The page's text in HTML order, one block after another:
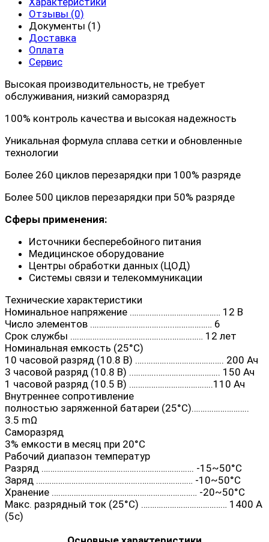
Отзывы (0)
Документы (1)
Доставка
Оплата
Сервис
Высокая производительность, не требует
обслуживания, низкий саморазряд
100% контроль качества и высокая надежность
Уникальная формула сплава сетки и обновленные
технологии
Более 260 циклов перезарядки при 100% разряде
Более 500 циклов перезарядки при 50% разряде
Сферы применения:
Источники бесперебойного питания
Медицинское оборудование
Центры обработки данных (ЦОД)
Системы связи и телекоммуникации
Технические характеристики
Номинальное напряжение …………..……………………… 12 В
Число элементов …………………………..…..……………… 6
Срок службы …………………………………..….…………… 12 лет
Номинальная емкость (25°C)
10 часовой разряд (10.8 В) ….……….…………………….. 200 Ач
3 часовой разряд (10.8 В) .………..……………………….. 150 Ач
1 часовой разряд (10.5 В) ………………………………..110 Ач
Внутреннее сопротивление
полностью заряженной батареи (25°С)……………………..
3.5 mΩ
Саморазряд
3% емкости в месяц при 20°С
Рабочий диапазон температур
Разряд ……………………………………..……………………. -15~50°C
Заряд ………………………………………..…………………… -10~50°C
Хранение ………………………………………………………… -20~50°C
Макс. разрядный ток (25°С) ………………………………… 1400 A
(5с)